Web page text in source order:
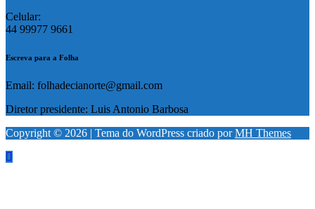
Celular:
44 99977 9661
Escreva para a Folha
Email: folhadecianorte@gmail.com
Diretor presidente: Luis Antonio Barbosa
Copyright © 2026 | Tema do WordPress criado porMH Themes